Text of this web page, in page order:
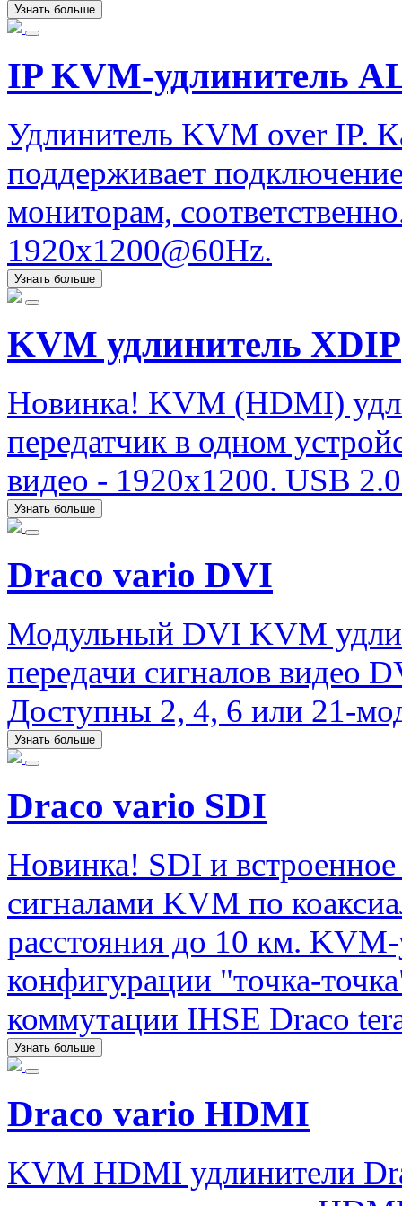
Узнать больше
IP KVM-удлинитель
Удлинитель KVM over IP.
поддерживает
мониторам,
1920x1200@60Hz.
Узнать больше
KVM удлинитель XDIP
Новинка! KVM (HDMI)
передатчик в одном
видео - 1920х1200. USB
Узнать больше
Draco vario DVI
Модульный DVI KVM
передачи сигналов видео
Доступны 2, 4, 6 или 21-
Узнать больше
Draco vario SDI
Новинка! SDI и встроенное
сигналами KVM по
расстояния до 10 км. KVM-
конфигурации "точка-
коммутации IHSE Draco
Узнать больше
Draco vario HDMI
KVM HDMI удлинители